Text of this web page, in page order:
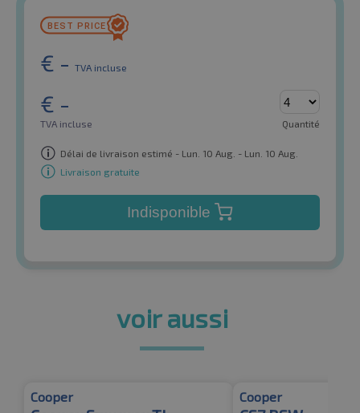
€ - TVA incluse
€ -
TVA incluse Quantité
Délai de livraison estimé - Lun. 10 Aug. - Lun. 10 Aug.
Livraison gratuite
Indisponible
voir aussi
Cooper Cooper